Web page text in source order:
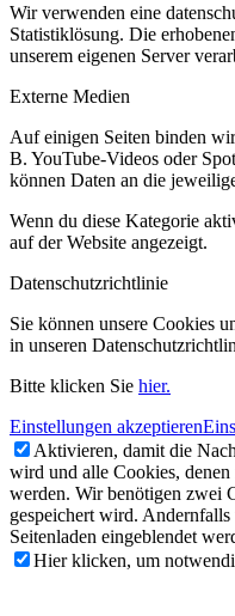
Wir verwenden eine
Statistiklösung. Die
unserem eigenen Server
Externe Medien
Auf einigen Seiten binden
B. YouTube-Videos oder
können Daten an die
Wenn du diese Kategorie
auf der Website angezeigt.
Datenschutzrichtlinie
Sie können unsere Cookies
in unseren
Bitte klicken Sie hier.
Einstellungen akzeptieren
Aktivieren, damit die
wird und alle Cookies,
werden. Wir benötigen zwei
gespeichert wird.
Seitenladen eingeblendet
Hier klicken, um